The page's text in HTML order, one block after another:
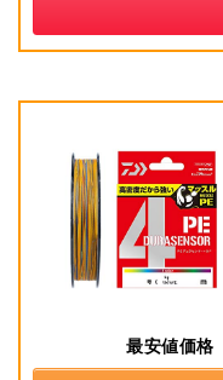
最安値価格